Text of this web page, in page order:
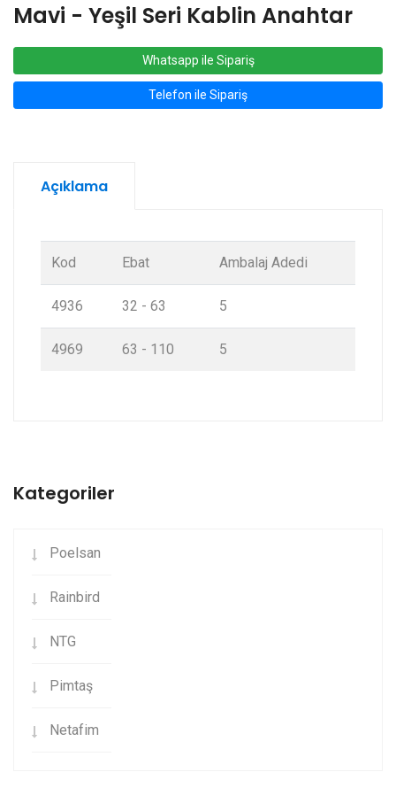
Mavi - Yeşil Seri Kablin Anahtar
Whatsapp ile Sipariş
Telefon ile Sipariş
Açıklama
Kod Ebat Ambalaj Adedi
4936 32 - 63 5
4969 63 - 110 5
Kategoriler
Poelsan
Rainbird
NTG
Pimtaş
Netafim